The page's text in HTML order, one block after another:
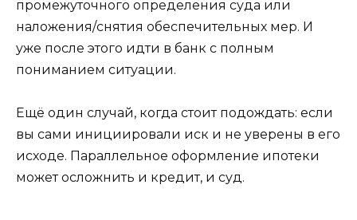
промежуточного определения суда или
наложения/снятия обеспечительных мер. И
уже после этого идти в банк с полным
пониманием ситуации.
Ещё один случай, когда стоит подождать: если
вы сами инициировали иск и не уверены в его
исходе. Параллельное оформление ипотеки
может осложнить и кредит, и суд.